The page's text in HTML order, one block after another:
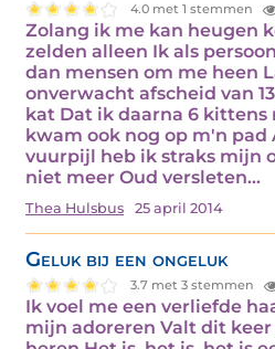
4.0 met 1 stemmen
Zolang ik me kan heugen
zelden alleen Ik als
dan mensen om me heen
onverwacht afscheid van
kat Dat ik daarna 6 kittens
kwam ook nog op m'n pad
vuurpijl heb ik straks mijn
niet meer Oud versleten…
Thea Hulsbus 25 april 2014
Geluk bij een ongeluk
3.7 met 3 stemmen
Ik voel me een verliefde
mijn adoreren Valt dit